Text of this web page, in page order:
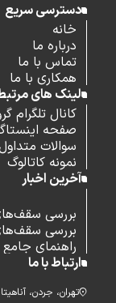
دسترسی سریع
خانه
درباره ما
تماس با ما
همکاری با ما
لینک های
کانال تلگرام
صفحه
سوالات
نمونه کاتالوگ
آخرین اخبار
بررسی
بررسی
راهنمای
ارتباط با ما
تهران، جردن،